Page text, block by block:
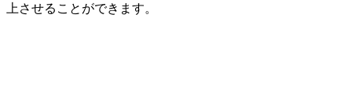
上させることができます。